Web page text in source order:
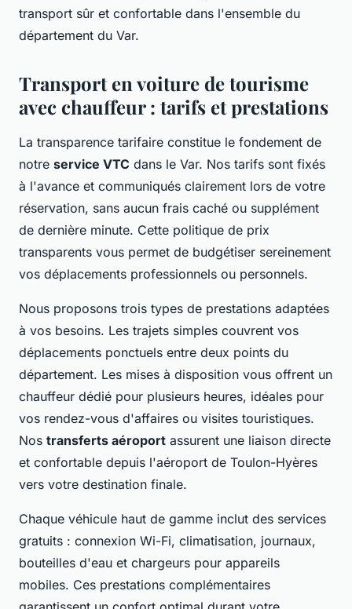
transport sûr et confortable dans l'ensemble du
département du Var.
Transport en voiture de tourisme
avec chauffeur : tarifs et prestations
La transparence tarifaire constitue le fondement de
notre service VTC dans le Var. Nos tarifs sont fixés
à l'avance et communiqués clairement lors de votre
réservation, sans aucun frais caché ou supplément
de dernière minute. Cette politique de prix
transparents vous permet de budgétiser sereinement
vos déplacements professionnels ou personnels.
Nous proposons trois types de prestations adaptées
à vos besoins. Les trajets simples couvrent vos
déplacements ponctuels entre deux points du
département. Les mises à disposition vous offrent un
chauffeur dédié pour plusieurs heures, idéales pour
vos rendez-vous d'affaires ou visites touristiques.
Nos transferts aéroport assurent une liaison directe
et confortable depuis l'aéroport de Toulon-Hyères
vers votre destination finale.
Chaque véhicule haut de gamme inclut des services
gratuits : connexion Wi-Fi, climatisation, journaux,
bouteilles d'eau et chargeurs pour appareils
mobiles. Ces prestations complémentaires